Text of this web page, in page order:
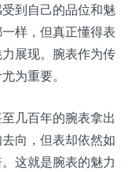
到自己的品位和魅
样，但真正懂得表
展现。腕表作为传
为重要。
几百年的腕表拿出
向，但表却依然如
这就是腕表的魅力